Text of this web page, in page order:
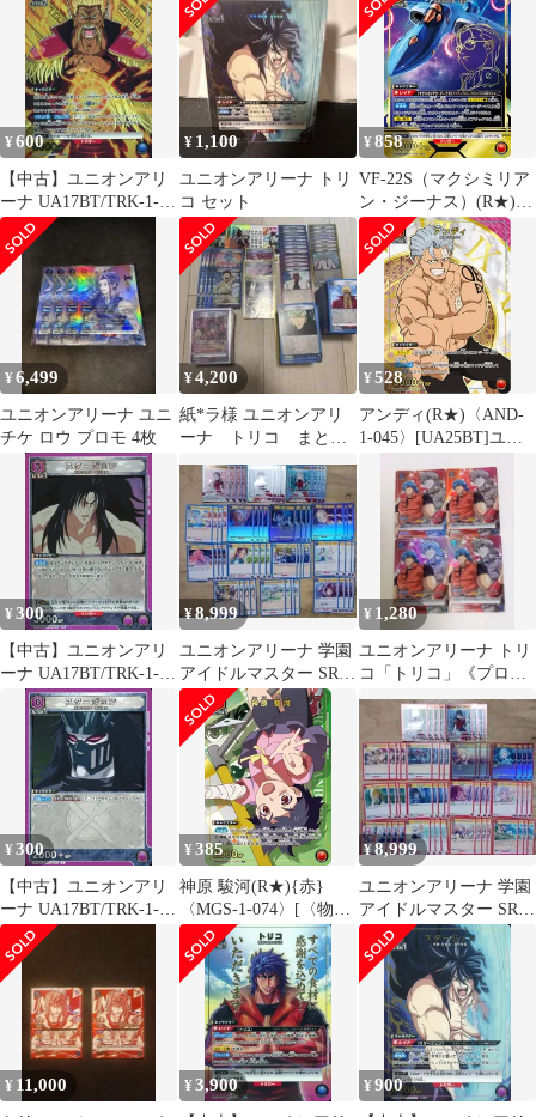
ーナ
¥600
【中古】ユニオンアリ
ーナ UA17BT/TRK-1-
036[SR★]：(キラ)一龍
¥ 1,100
ユニオンアリーナ トリ
コ セット
¥858
VF-22S（マクシミリア
ン・ジーナス）(R★)
{赤}〈MCR-1-091〉
[UA36BT]ユニオンアリ
ーナ
¥6,499
ユニオンアリーナ ユニ
チケ ロウ プロモ 4枚
¥4,200
紙*ラ様 ユニオンアリ
ーナ トリコ まとめ
¥528
アンディ(R★)〈AND-
1-045〉[UA25BT]ユニ
¥300
【中古】ユニオンアリ
ーナ UA17BT/TRK-1-
087[R]：(キラ)スタージ
ュン
¥8,999
ユニオンアリーナ 学園
アイドルマスター SR
R以下4コン 青 プレ
イ用
¥ 1,280
ユニオンアリーナ トリ
コ「トリコ」《プロモ
ーションカード》４枚
セット 青
¥300
【中古】ユニオンアリ
ーナ UA17BT/TRK-1-
085[C]：スタージュン
¥385
神原 駿河(R★){赤}
〈MGS-1-074〉[〈物
語〉シリーズ]ユニオン
アリーナ
¥8,999
ユニオンアリーナ 学園
アイドルマスター SR
R以下4コン 赤 プレ
イ用
¥ 11,000 ¥3,900 ¥900